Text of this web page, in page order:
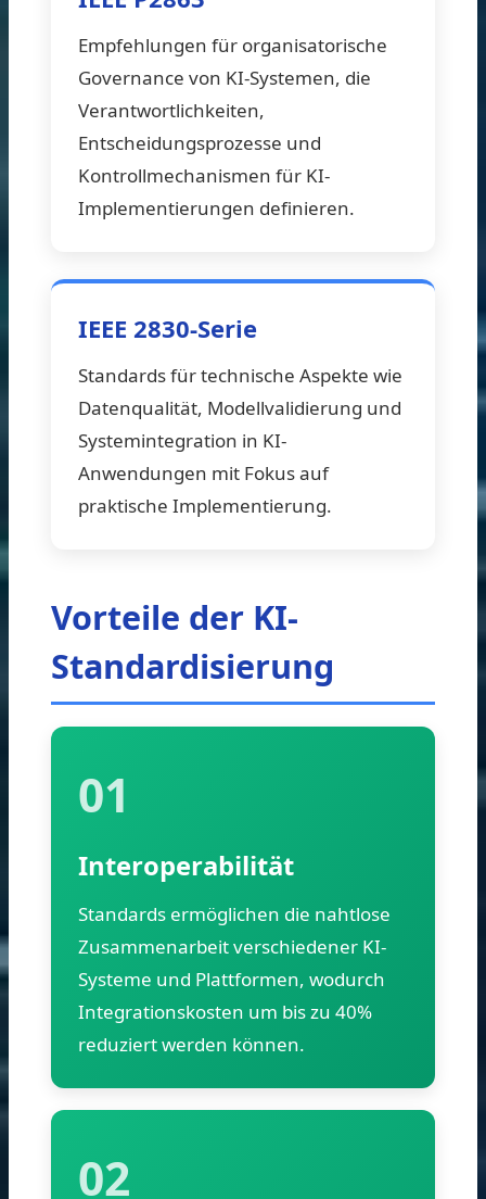
Empfehlungen für organisatorische
Governance von KI-Systemen, die
Verantwortlichkeiten,
Entscheidungsprozesse und
Kontrollmechanismen für KI-
Implementierungen definieren.
IEEE 2830-Serie
Standards für technische Aspekte wie
Datenqualität, Modellvalidierung und
Systemintegration in KI-
Anwendungen mit Fokus auf
praktische Implementierung.
Vorteile der KI-
Standardisierung
01
Interoperabilität
Standards ermöglichen die nahtlose
Zusammenarbeit verschiedener KI-
Systeme und Plattformen, wodurch
Integrationskosten um bis zu 40%
reduziert werden können.
02